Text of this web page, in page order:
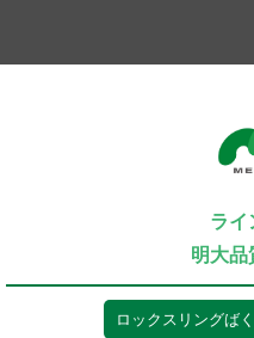
ライ
明大品
ロックスリングば